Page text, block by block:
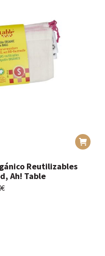
Reutilizables
Ah! Table
€